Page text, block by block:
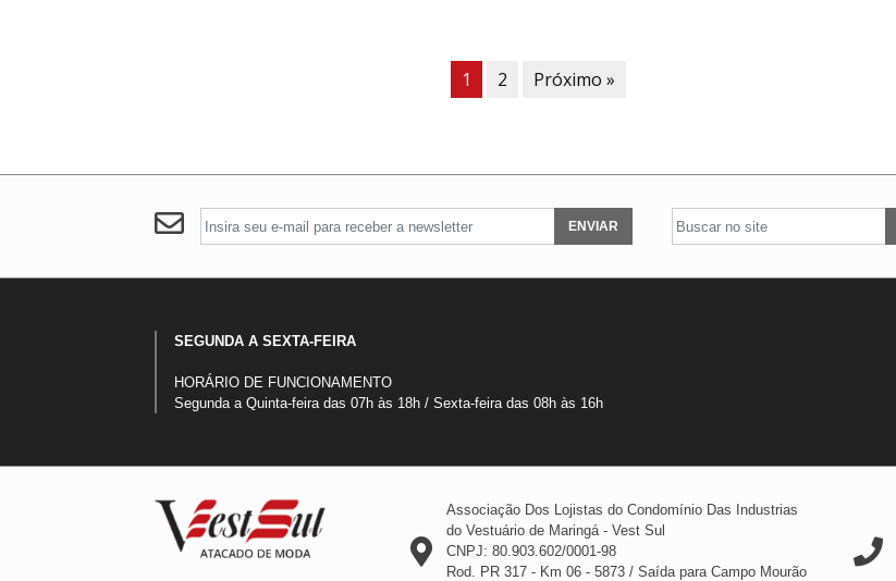
1 2 Próximo »
ENVIAR
SEGUNDA A SEXTA-FEIRA
HORÁRIO DE FUNCIONAMENTO
Segunda a Quinta-feira das 07h às 18h / Sexta-feira das 08h às 16h
Associação Dos Lojistas do Condomínio Das Industrias
do Vestuário de Maringá - Vest Sul
CNPJ: 80.903.602/0001-98
Rod. PR 317 - Km 06 - 5873 /Saída para Campo Mourão